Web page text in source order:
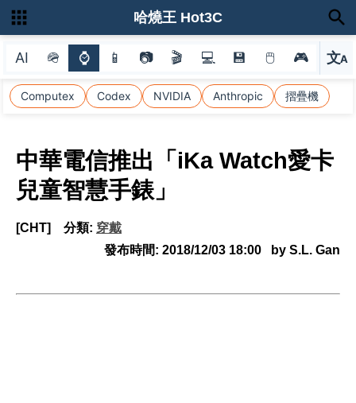
AI 🪖 ⌚ 📱 📷 🎬 💻 💾 🖱 🎮 文A
選
Computex Codex NVIDIA Anthropic 摺疊機
哈燒王 Hot3C
中華電信推出「iKa Watch愛卡
兒童智慧手錶」
[CHT] 分類: 穿戴
發布時間: 2018/12/03 18:00 by S.L. Gan